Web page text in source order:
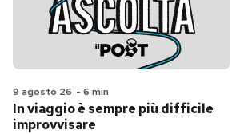
9 agosto 26 - 6 min
In viaggio è sempre più difficile
improvvisare